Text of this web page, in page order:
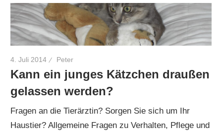
4. Juli 2014 Peter
Kann ein junges Kätzchen draußen
gelassen werden?
Fragen an die Tierärztin? Sorgen Sie sich um Ihr
Haustier? Allgemeine Fragen zu Verhalten, Pflege und